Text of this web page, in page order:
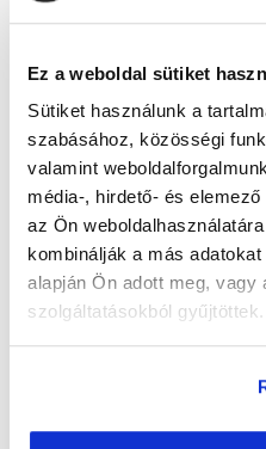
Ez a weboldal sütiket
Sütiket használunk a
szabásához, közösségi
valamint
média-, hirdető- és
az Ön
kombinálják a más
alapján Ön adott meg, vagy
szolgáltatásokból gyűjtöttek.
" M " csoport
45 nap az indulásig!
Időtartam:3 hónap